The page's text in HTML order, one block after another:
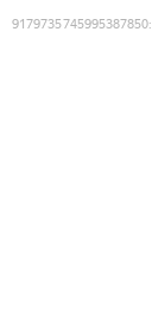
9179735745995387850: